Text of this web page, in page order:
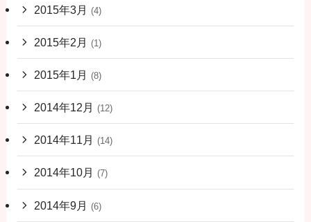
2015年3月 (4)
2015年2月 (1)
2015年1月 (8)
2014年12月 (12)
2014年11月 (14)
2014年10月 (7)
2014年9月 (6)